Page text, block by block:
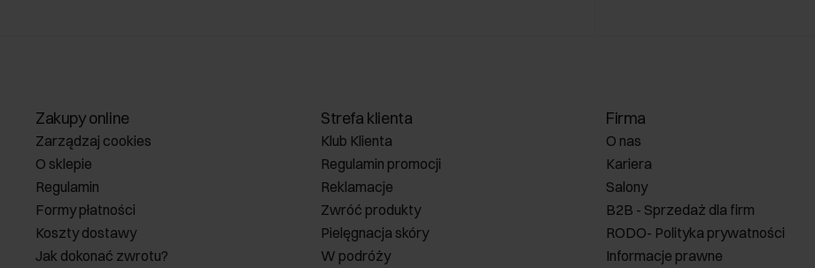
Zakupy online
Zarządzaj cookies
O sklepie
Regulamin
Formy płatności
Koszty dostawy
Jak dokonać zwrotu?
Strefa klienta
Klub Klienta
Regulamin promocji
Reklamacje
Zwróć produkty
Pielęgnacja skóry
W podróży
Firma
O nas
Kariera
Salony
B2B - Sprzedaż dla firm
RODO- Polityka prywatności
Informacje prawne